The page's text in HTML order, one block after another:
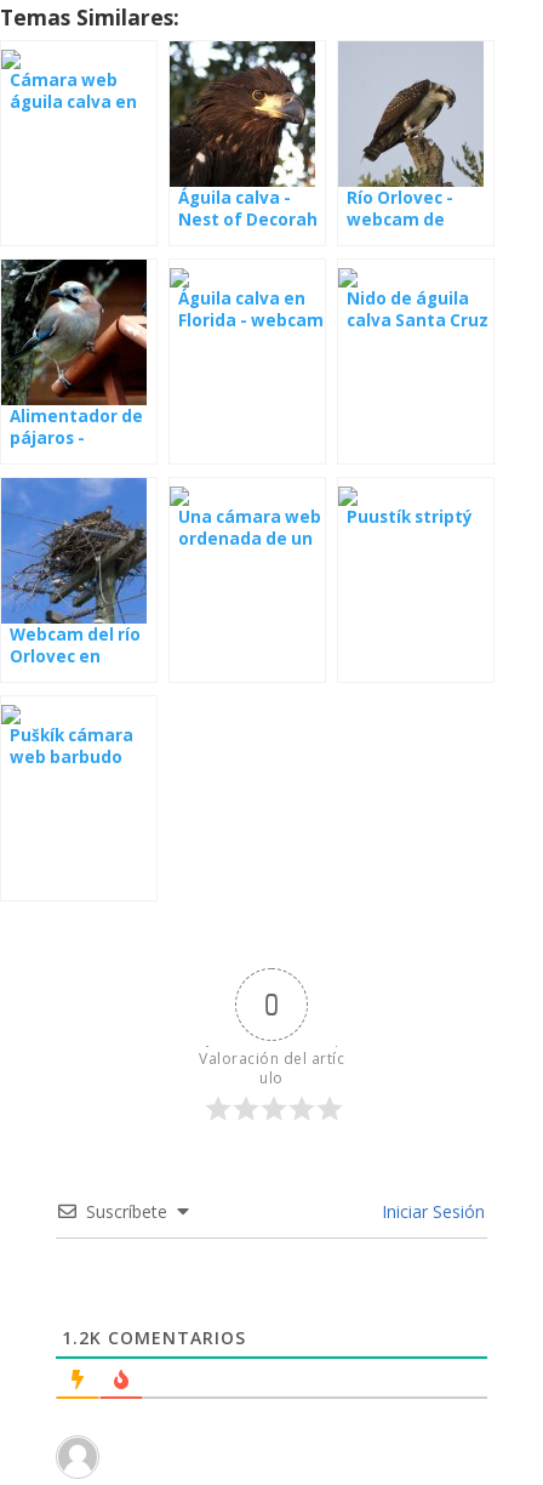
Temas Similares:
Cámara web
águila calva en
Águila calva -
Nest of Decorah
Río Orlovec -
webcam de
Alimentador de
pájaros -
Águila calva en
Florida - webcam
Nido de águila
calva Santa Cruz
Webcam del río
Orlovec en
Una cámara web
ordenada de un
Puustík striptý
Puškík cámara
web barbudo
0
Valoración del artíc
ulo
Suscríbete Iniciar Sesión
1.2K COMENTARIOS